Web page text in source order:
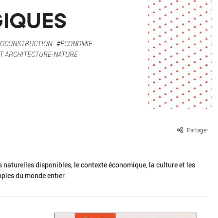
La pierre
La terre
Le bois
#ÉCONOMIE
ARCHITECTURE-NATURE
Partager
disponibles, le contexte économique, la culture et les
du monde entier.